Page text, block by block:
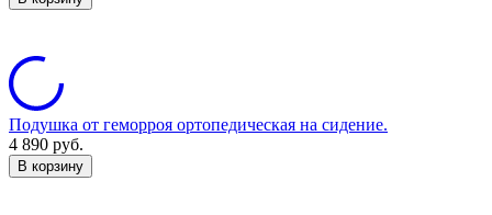
Подушка от геморроя ортопедическая на сидение.
4 890 руб.
В корзину